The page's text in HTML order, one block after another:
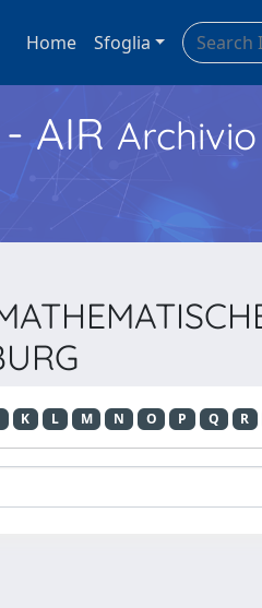
Home Sfoglia
- AIR
K L M N O P Q R